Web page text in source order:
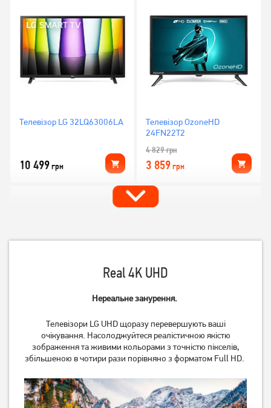
Телевізор LG 32LQ63006LA
10 499грн
Телевізор OzoneHD
24FN22T2
4 829грн
3 859грн
43PUS8118/12
23 739грн
18 989грн
43FSN93T2
10 599
8 479грн
Real 4K UHD
Нереальне занурення.
Телевізори LG UHD щоразу перевершують ваші
очікування. Насолоджуйтеся реалістичною якістю
зображення та живими кольорами з точністю пікселів,
збільшеною в чотири рази порівняно з форматом Full HD.